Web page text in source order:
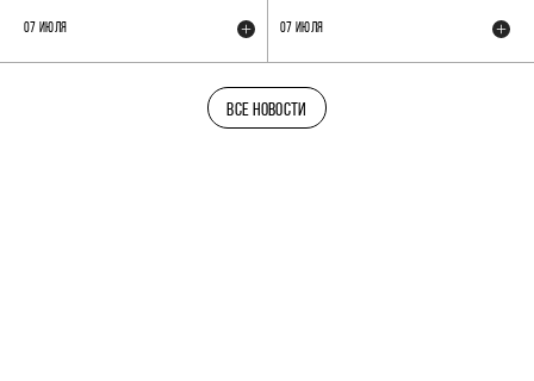
07 ИЮЛЯ 07 ИЮЛЯ
ВСЕ НОВОСТИ